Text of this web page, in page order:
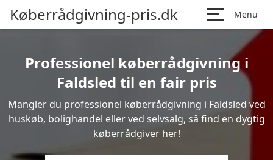
Køberrådgivning-pris.dk Menu
Professionel køberrådgivning i
Faldsled til en fair pris
Mangler du professionel køberrådgivning i Faldsled ved
huskøb, bolighandel eller ved selvsalg, så find en dygtig
køberrådgiver her!